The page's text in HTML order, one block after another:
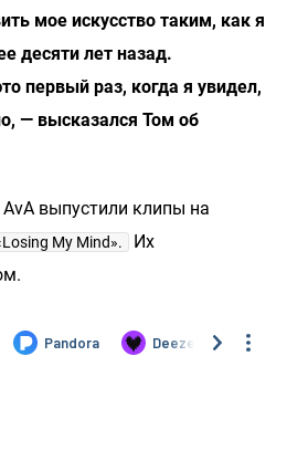
мое искусство таким, как я
десяти лет назад.
первый раз, когда я увидел,
— высказался Том об
выпустили клипы на
My Mind».
Их